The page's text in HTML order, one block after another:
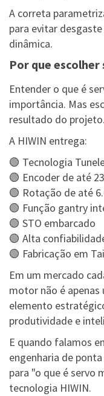
A correta
para evitar
dinâmica.
Por que
Entender o que é
importância. Mas
resultado do projeto.
A HIWIN entrega:
🟢 Tecnologia
🟢 Encoder de até
🟢 Rotação de até
🟢 Função gantry
🟢 STO embarcado
🟢 Alta
🟢 Fabricação em
Em um mercado
motor não é apenas
elemento
produtividade e
E quando falamos
engenharia de
para "o que é servo
tecnologia HIWIN.